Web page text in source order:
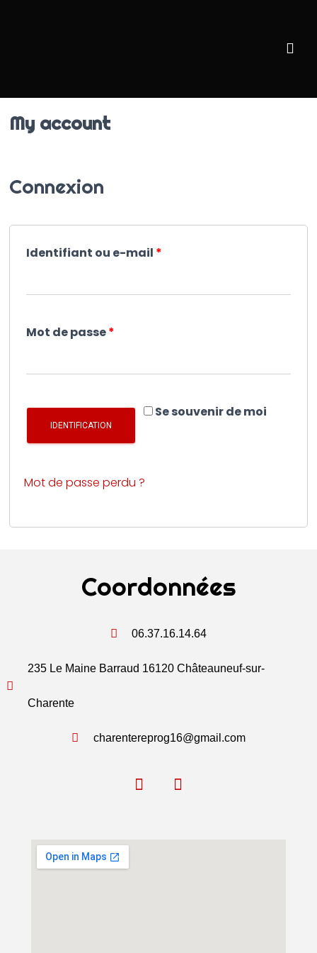
My account
Connexion
Identifiant ou e-mail *
Mot de passe*
Se souvenir de moi
IDENTIFICATION
Mot de passe perdu ?
Coordonnées
06.37.16.14.64
235 Le Maine Barraud 16120 Châteauneuf-sur-
Charente
charentereprog16@gmail.com